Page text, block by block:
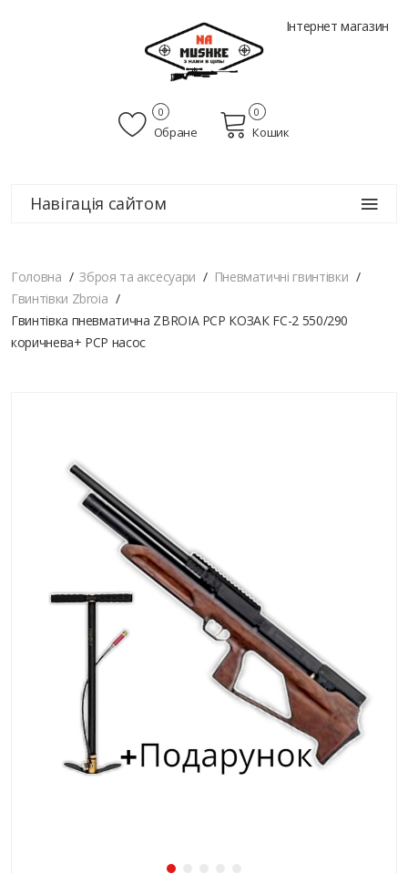
Інтернет магазин
Обране
0
Кошик
0
Навігація сайтом
Головна Зброя та аксесуари
Пневматичні гвинтівки
Гвинтівки Zbroia
Гвинтівка пневматична ZBROIA PCP КОЗАК FC-2 550/290
коричнева+ РСР насос